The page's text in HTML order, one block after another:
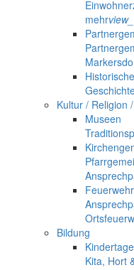
mehr
Kultur / Religion
Museen
Feuerwehr
Bildung
Kita, Hort